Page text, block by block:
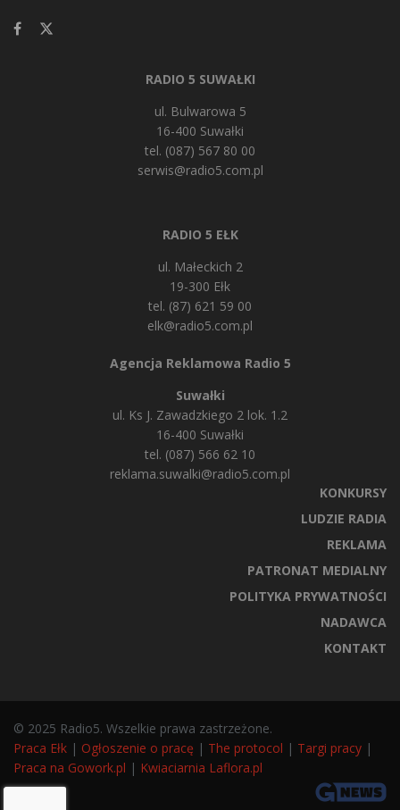
RADIO 5 SUWAŁKI
ul. Bulwarowa 5
16-400 Suwałki
tel. (087) 567 80 00
serwis@radio5.com.pl
RADIO 5 EŁK
ul. Małeckich 2
19-300 Ełk
tel. (87) 621 59 00
elk@radio5.com.pl
Agencja Reklamowa Radio 5
Suwałki
ul. Ks J. Zawadzkiego 2 lok. 1.2
16-400 Suwałki
tel. (087) 566 62 10
reklama.suwalki@radio5.com.pl
KONKURSY
LUDZIE RADIA
REKLAMA
PATRONAT MEDIALNY
POLITYKA PRYWATNOŚCI
NADAWCA
KONTAKT
© 2025 Radio5. Wszelkie prawa zastrzeżone.
Praca Ełk | Ogłoszenie o pracę | The protocol | Targi pracy |
Praca na Gowork.pl | Kwiaciarnia Laflora.pl